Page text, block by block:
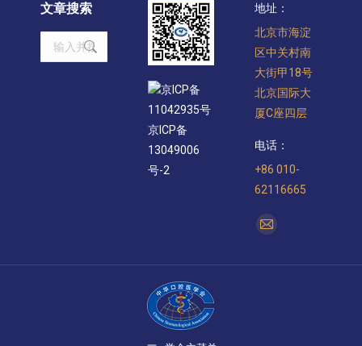
文章搜索
Search:
京ICP备
11042935号
京ICP备
13049006
号-2
地址：
北京市海淀
区中关村南
大街甲18号
北京国际大
厦C座四层
电话：
+86 010-
62116665
找到我们：
Mail